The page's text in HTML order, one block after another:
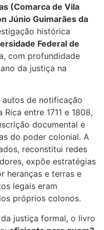
(Comarca de Vila
Júnio Guimarães da
histórica
Federal de
com profundidade
da justiça na
autos de notificação
entre 1711 e 1808,
documental e
do poder colonial. A
reconstitui redes
expõe estratégias
heranças e terras e
legais eram
próprios colonos.
justiça formal, o livro